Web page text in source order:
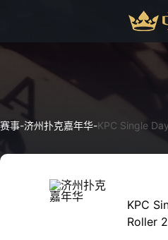
赛事-济州扑克嘉年华-KPC Single
KPC
Roller